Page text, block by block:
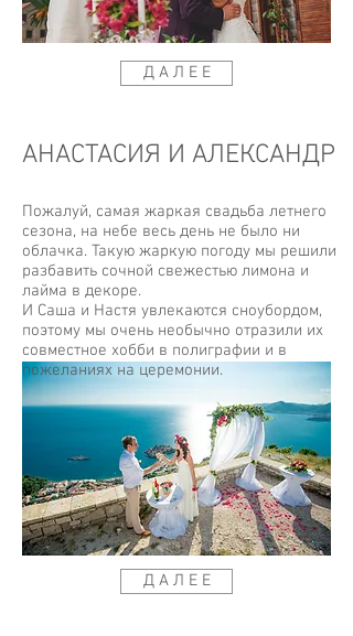
Д А Л Е Е
АНАСТАСИЯ И АЛЕКСАНДР
Пожалуй, самая жаркая свадьба летнего
сезона, на небе весь день не было ни
облачка. Такую жаркую погоду мы решили
разбавить сочной свежестью лимона и
лайма в декоре.
И Саша и Настя увлекаются сноубордом,
поэтому мы очень необычно отразили их
совместное хобби в полиграфии и в
пожеланиях на церемонии.
Д А Л Е Е